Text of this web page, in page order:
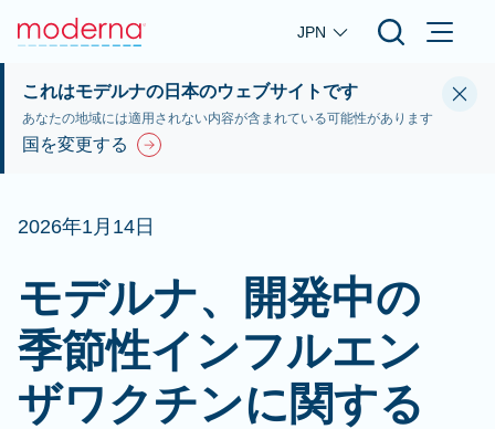
Skip to main content
JPN
これはモデルナの日本のウェブサイトです
あなたの地域には適用されない内容が含まれている可能性があります
国を変更する
2026年1月14日
モデルナ、開発中の
季節性インフルエン
ザワクチンに関する